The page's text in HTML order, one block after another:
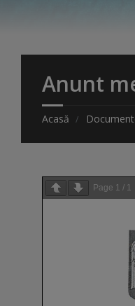
Anunt
Acasă
Page 1 / 1